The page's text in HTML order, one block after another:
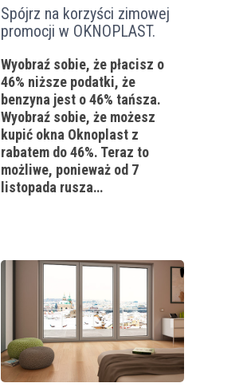
Spójrz na korzyści zimowej
promocji w OKNOPLAST.
Wyobraź sobie, że płacisz o
46% niższe podatki, że
benzyna jest o 46% tańsza.
Wyobraź sobie, że możesz
kupić okna Oknoplast z
rabatem do 46%. Teraz to
możliwe, ponieważ od 7
listopada rusza…